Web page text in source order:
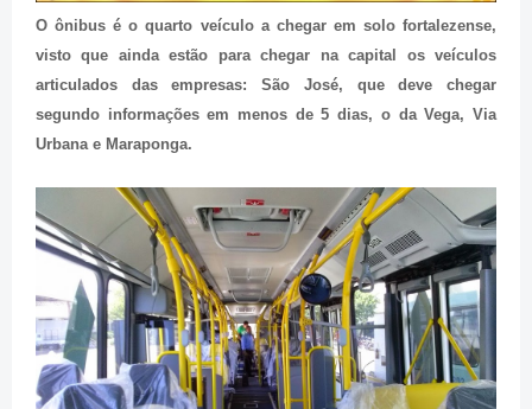
O ônibus é o quarto veículo a chegar em solo fortalezense,
visto que ainda estão para chegar na capital os veículos
articulados das empresas: São José, que deve chegar
segundo informações em menos de 5 dias, o da Vega, Via
Urbana e Maraponga.